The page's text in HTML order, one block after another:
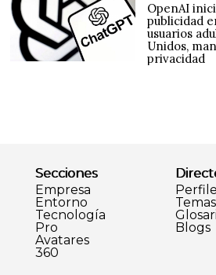
OpenAI
publicidad
usuarios
Unidos,
privacidad
Secciones
Empresa
Entorno
Tecnología
Pro
Avatares
360
Temas
Blogs